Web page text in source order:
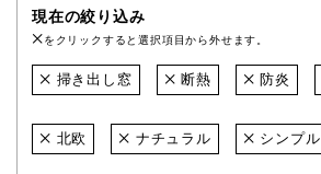
現在の絞り込み
をクリックすると選択項目から外せます。
掃き出し窓 断熱 防炎
北欧 ナチュラル シンプル